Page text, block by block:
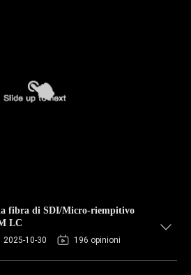
fibra di SDI/Micro-riempitivo
LC
2025-10-30 196 opinioni